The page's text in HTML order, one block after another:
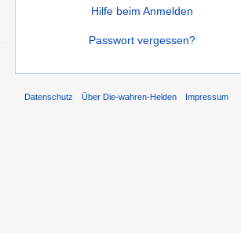
Hilfe beim Anmelden
Passwort vergessen?
Datenschutz Über Die-wahren-Helden Impressum